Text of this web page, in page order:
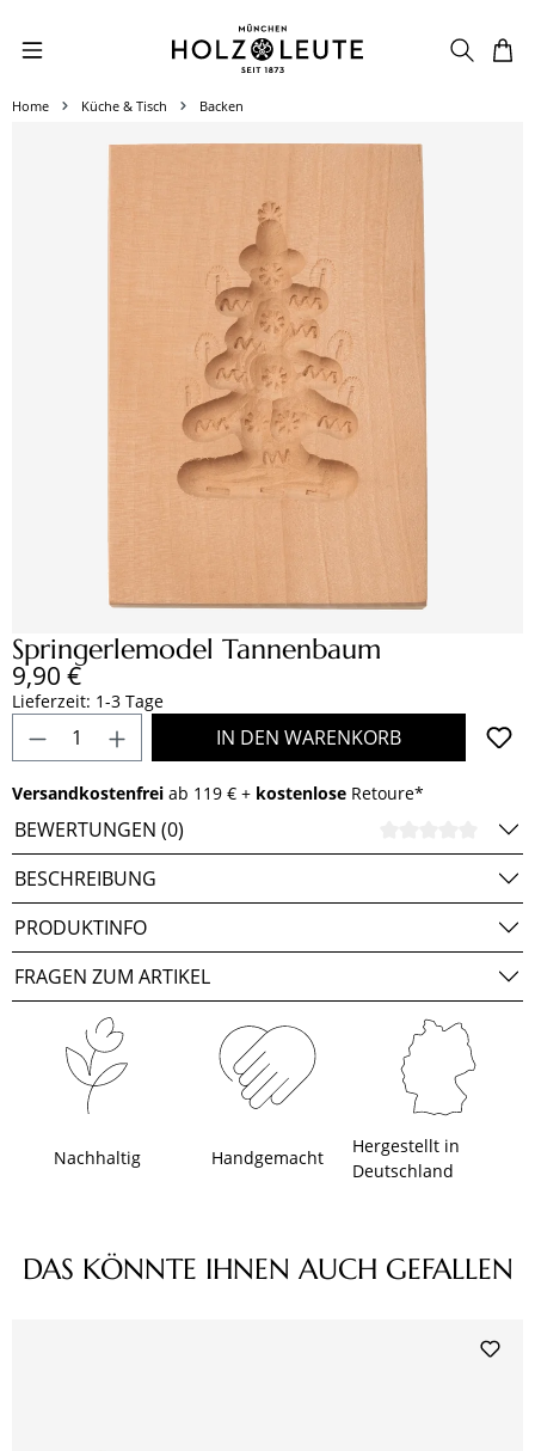
Zum Hauptinhalt springen
Home Küche & Tisch Backen
Springerlemodel Tannenbaum
Regulärer Preis:
9,90 €
Lieferzeit: 1-3 Tage
Produkt Anzahl: Gib den gewünschten
IN DEN WARENKORB
Versandkostenfrei ab 119 € + kostenlose Retoure*
BEWERTUNGEN (0)
BESCHREIBUNG
PRODUKTINFO
FRAGEN ZUM ARTIKEL
Nachhaltig Handgemacht
Hergestellt in
Deutschland
Produktgalerie überspringen
DAS KÖNNTE IHNEN AUCH GEFALLEN